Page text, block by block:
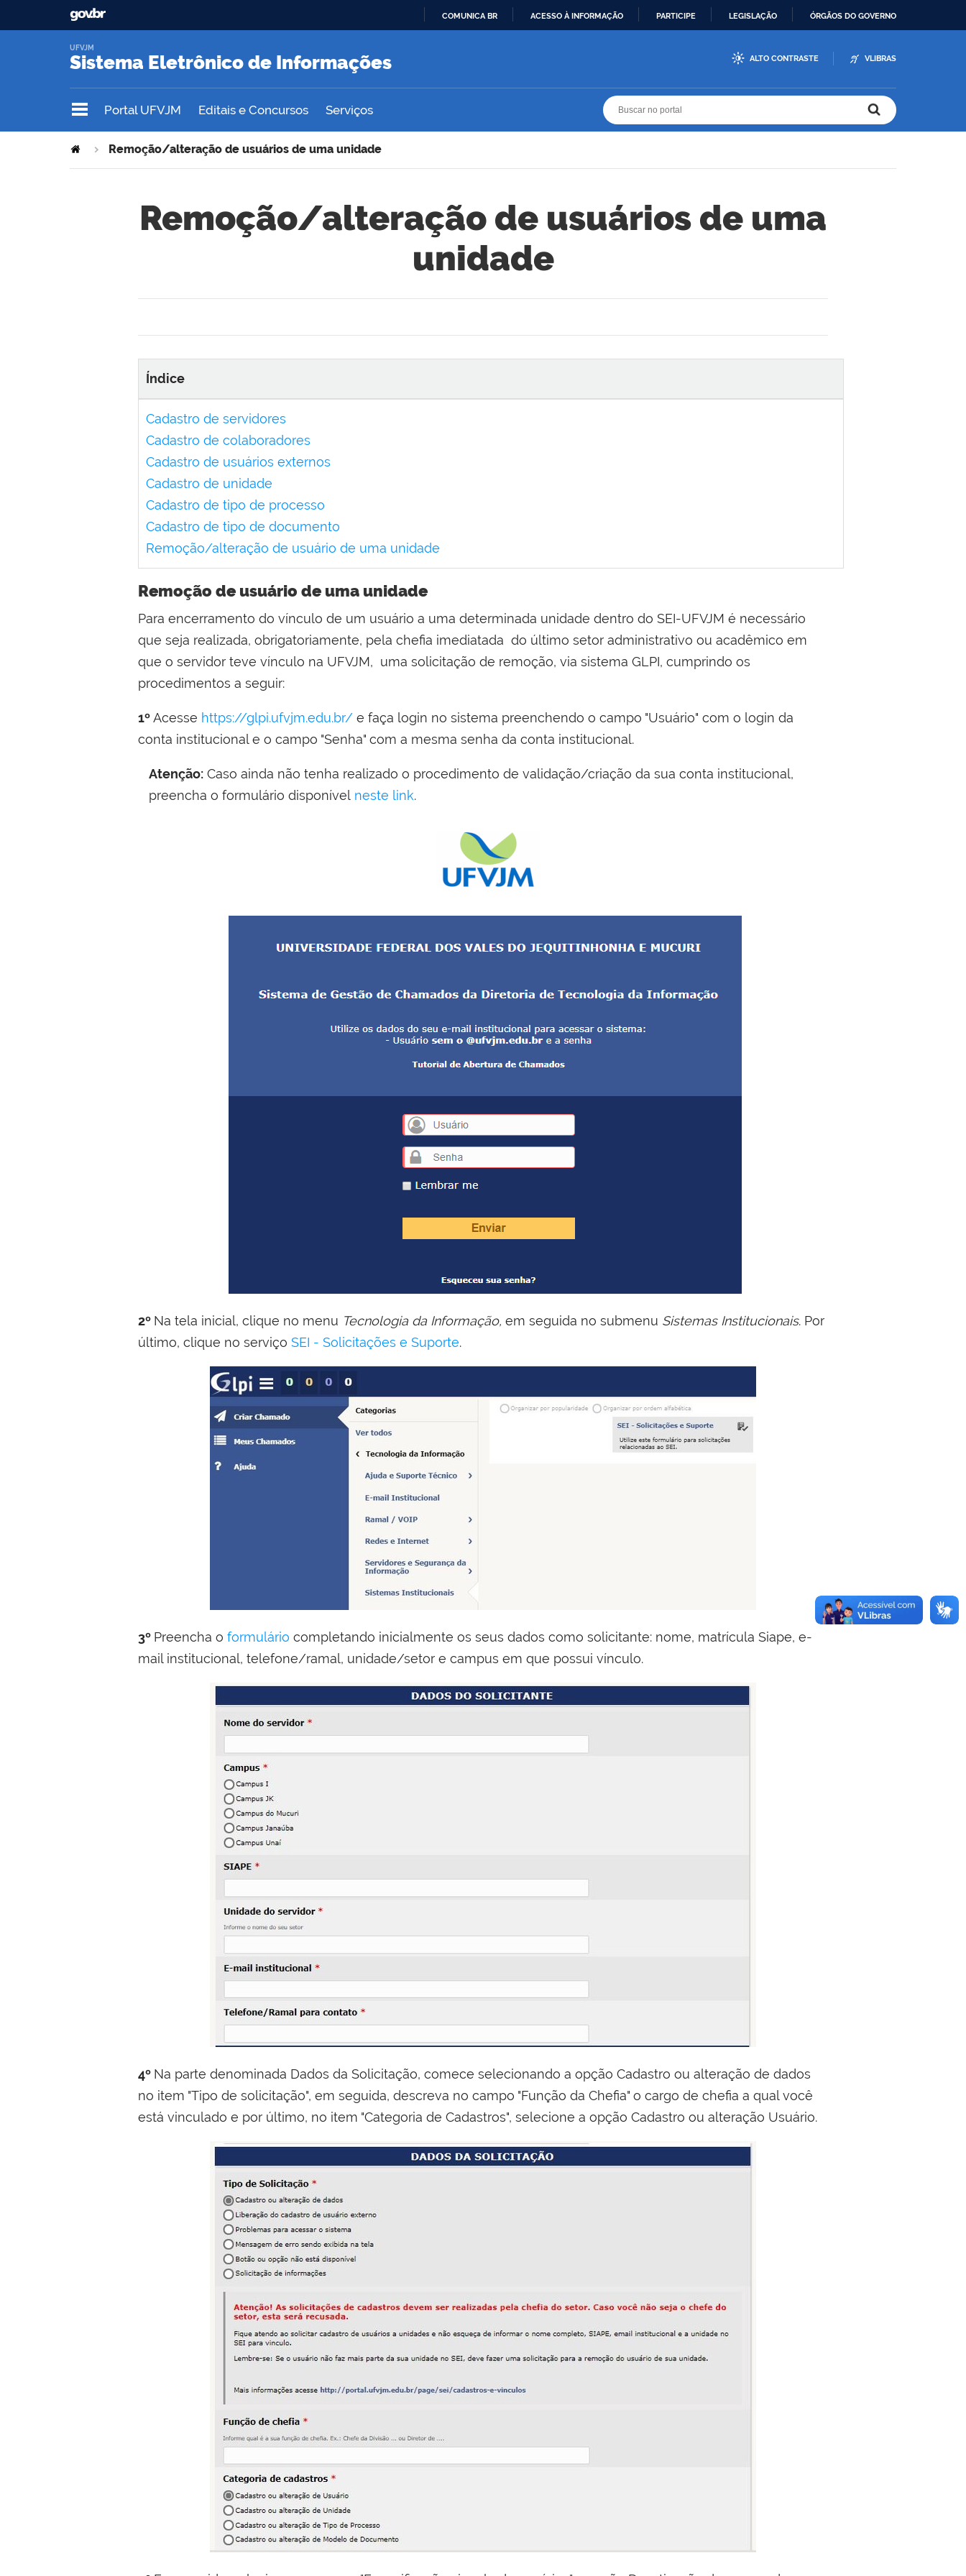
COMUNICA BR ACESSO À INFORMAÇÃO PARTICIPE LEGISLAÇÃO ÓRGÃOS DO GOVERNO
Sistema Eletrônico de Informações
UFVJM
ALTO CONTRASTE VLIBRAS
Portal UFVJM Editais e Concursos Serviços
Remoção/alteração de usuários de uma unidade
Remoção/alteração de usuários de uma
unidade
Índice
Cadastro de servidores
Cadastro de colaboradores
Cadastro de usuários externos
Cadastro de unidade
Cadastro de tipo de processo
Cadastro de tipo de documento
Remoção/alteração de usuário de uma unidade
Remoção de usuário de uma unidade
Para encerramento do vínculo de um usuário a uma determinada unidade dentro do SEI-UFVJM é necessário
que seja realizada, obrigatoriamente, pela chefia imediatada do último setor administrativo ou acadêmico em
que o servidor teve vínculo na UFVJM, uma solicitação de remoção, via sistema GLPI, cumprindo os
procedimentos a seguir:
1ºAcesse https://glpi.ufvjm.edu.br/ e faça login no sistema preenchendo o campo "Usuário" com o login da
conta institucional e o campo "Senha" com a mesma senha da conta institucional.
Atenção: Caso ainda não tenha realizado o procedimento de validação/criação da sua conta institucional,
preencha o formulário disponível neste link.
2º Na tela inicial, clique no menu Tecnologia da Informação, em seguida no submenu Sistemas Institucionais. Por
último, clique no serviço SEI - Solicitações e Suporte.
3º Preencha o formulário completando inicialmente os seus dados como solicitante: nome, matrícula Siape, e-
mail institucional, telefone/ramal, unidade/setor e campus em que possui vínculo.
4º Na parte denominada Dados da Solicitação, comece selecionando a opção Cadastro ou alteração de dados
no item "Tipo de solicitação", em seguida, descreva no campo "Função da Chefia" o cargo de chefia a qual você
está vinculado e por último, no item "Categoria de Cadastros", selecione a opção Cadastro ou alteração Usuário.